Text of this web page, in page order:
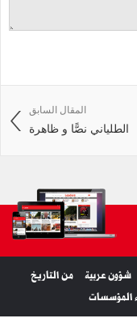
المقال السابق
الطلياني نصًّا و ظاهرة
شؤون عربية
من التاريخ
المؤسسات